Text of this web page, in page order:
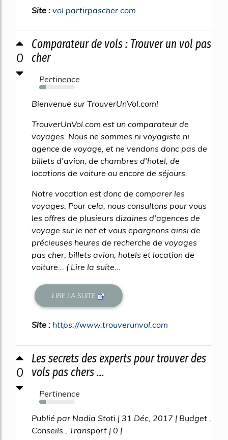
Site : vol.partirpascher.com
0
Comparateur de vols : Trouver un vol pas
cher
Pertinence
19%
Bienvenue sur TrouverUnVol.com!
TrouverUnVol.com est un comparateur de
voyages. Nous ne sommes ni voyagiste ni
agence de voyage, et ne vendons donc pas de
billets d'avion, de chambres d'hotel, de
locations de voiture ou encore de séjours.
Notre vocation est donc de comparer les
voyages. Pour cela, nous consultons pour vous
les offres de plusieurs dizaines d'agences de
voyage sur le net et vous epargnons ainsi de
précieuses heures de recherche de voyages
pas cher, billets avion, hotels et location de
voiture... ( Lire la suite...
LIRE LA SUITE
Site : https://www.trouverunvol.com
0
Les secrets des experts pour trouver des
vols pas chers ...
Pertinence
18%
Publié par Nadia Stoti | 31 Déc, 2017 | Budget ,
Conseils , Transport | 0 |